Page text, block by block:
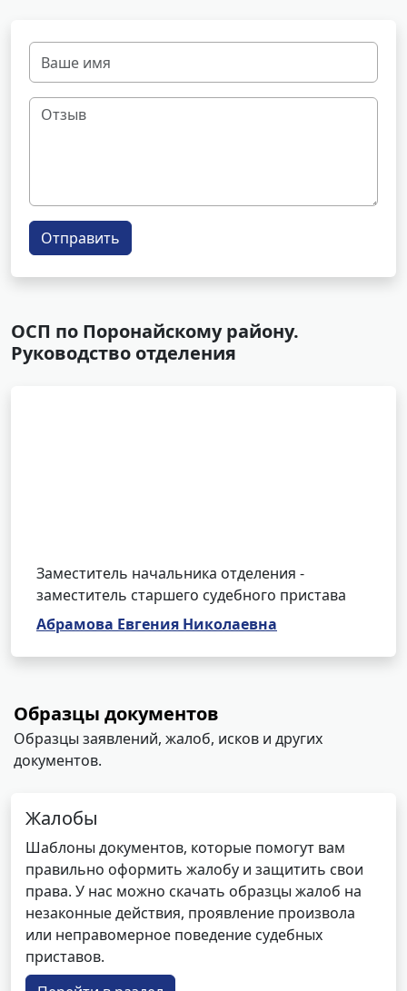
Отправить
ОСП по Поронайскому району.
Руководство отделения
Заместитель начальника отделения -
заместитель старшего судебного пристава
Абрамова Евгения Николаевна
Образцы документов
Образцы заявлений, жалоб, исков и других
документов.
Жалобы
Шаблоны документов, которые помогут вам
правильно оформить жалобу и защитить свои
права. У нас можно скачать образцы жалоб на
незаконные действия, проявление произвола
или неправомерное поведение судебных
приставов.